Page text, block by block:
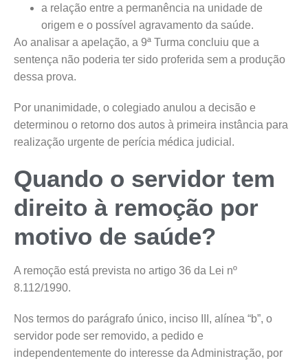
a relação entre a permanência na unidade de
origem e o possível agravamento da saúde.
Ao analisar a apelação, a 9ª Turma concluiu que a
sentença não poderia ter sido proferida sem a produção
dessa prova.
Por unanimidade, o colegiado anulou a decisão e
determinou o retorno dos autos à primeira instância para
realização urgente de perícia médica judicial.
Quando o servidor tem
direito à remoção por
motivo de saúde?
A remoção está prevista no artigo 36 da Lei nº
8.112/1990.
Nos termos do parágrafo único, inciso III, alínea “b”, o
servidor pode ser removido, a pedido e
independentemente do interesse da Administração, por